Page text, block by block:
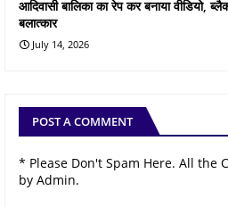
आदिवासी बालिका का रेप कर बनाया वीडियो,
बलात्कार
July 14, 2026
POST A COMMENT
* Please Don't Spam Here. All the
by Admin.